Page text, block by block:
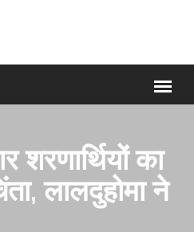
शरणार्थियों का
लालदुहोमा ने